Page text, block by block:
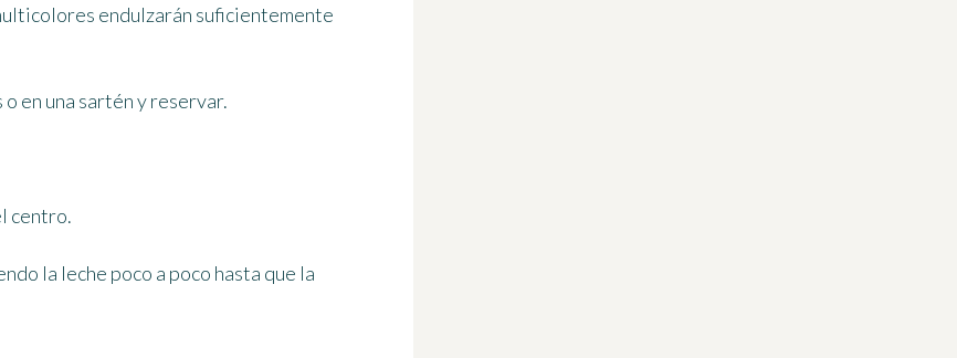
endulzarán suficientemente
en una sartén y reservar.
centro.
la leche poco a poco hasta que la